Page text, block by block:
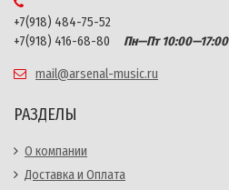
+7(918) 484-75-52
+7(918) 416-68-80
Пн—Пт 10:00—17:00
mail@arsenal-music.ru
РАЗДЕЛЫ
О компании
Доставка и Оплата